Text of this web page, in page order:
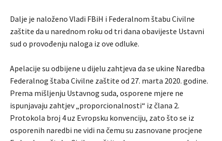
Dalje je naloženo Vladi FBiH i Federalnom štabu Civilne
zaštite da u narednom roku od tri dana obavijeste Ustavni
sud o provođenju naloga iz ove odluke.
Apelacije su odbijene u dijelu zahtjeva da se ukine Naredba
Federalnog štaba Civilne zaštite od 27. marta 2020. godine.
Prema mišljenju Ustavnog suda, osporene mjere ne
ispunjavaju zahtjev „proporcionalnosti“ iz člana 2.
Protokola broj 4 uz Evropsku konvenciju, zato što se iz
osporenih naredbi ne vidi na čemu su zasnovane procjene